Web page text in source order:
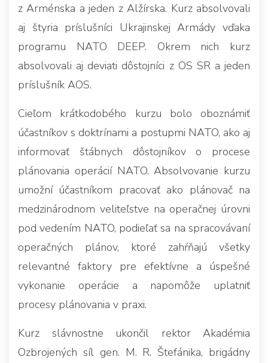
z Arménska a jeden z Alžírska. Kurz absolvovali
aj štyria príslušníci Ukrajinskej Armády vďaka
programu NATO DEEP. Okrem nich kurz
absolvovali aj deviati dôstojníci z OS SR a jeden
príslušník AOS.
Cieľom krátkodobého kurzu bolo oboznámiť
účastníkov s doktrínami a postupmi NATO, ako aj
informovať štábnych dôstojníkov o procese
plánovania operácií NATO. Absolvovanie kurzu
umožní účastníkom pracovať ako plánovač na
medzinárodnom veliteľstve na operačnej úrovni
pod vedením NATO, podieľať sa na spracovávaní
operačných plánov, ktoré zahŕňajú všetky
relevantné faktory pre efektívne a úspešné
vykonanie operácie a napomôže uplatniť
procesy plánovania v praxi.
Kurz slávnostne ukončil rektor Akadémia
Ozbrojených síl gen. M. R. Štefánika, brigádny